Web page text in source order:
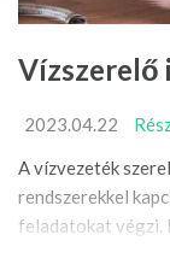
Vízszerelő
2023.04.22
A vízvezeték
rendszerekkel
feladatokat végzi.